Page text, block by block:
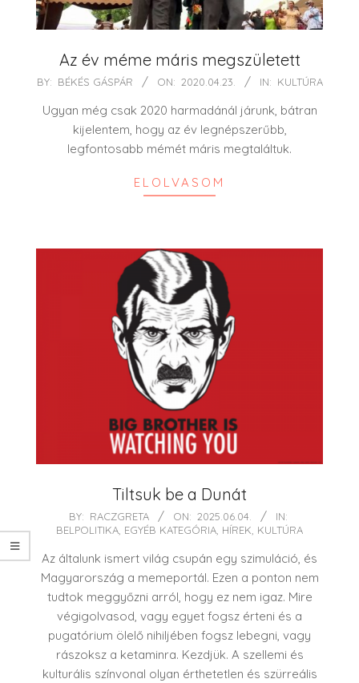
Az év méme máris megszületett
2020-
23
BY: BÉKÉS GÁSPÁR ON: 2020.04.23. IN: KULTÚRA
Ugyan még csak 2020 harmadánál járunk, bátran
kijelentem, hogy az év legnépszerűbb,
legfontosabb mémét máris megtaláltuk.
ELOLVASOM
Tiltsuk be a Dunát
04
BY: RACZGRETA ON: 2025.06.04.
IN:
BELPOLITIKA EGYÉB KATEGÓRIA HÍREK KULTÚRA
Az általunk ismert világ csupán egy szimuláció, és
Magyarország a memeportál. Ezen a ponton nem
tudtok meggyőzni arról, hogy ez nem igaz. Mire
végigolvasod, vagy egyet fogsz érteni és a
pugatórium ölelő nihiljében fogsz lebegni, vagy
rászoksz a ketaminra. Kezdjük. A szellemi és
kulturális színvonal olyan érthetetlen és szürreális